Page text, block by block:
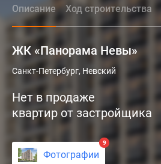
Описание Ход строительства
ЖК «Панорама Невы»
ЖК
«Панорама
Невы»
строится
Невском
районе
Санкт-Петербург, Невский
Нет в продаже
квартир от застройщика
Фотографии
9